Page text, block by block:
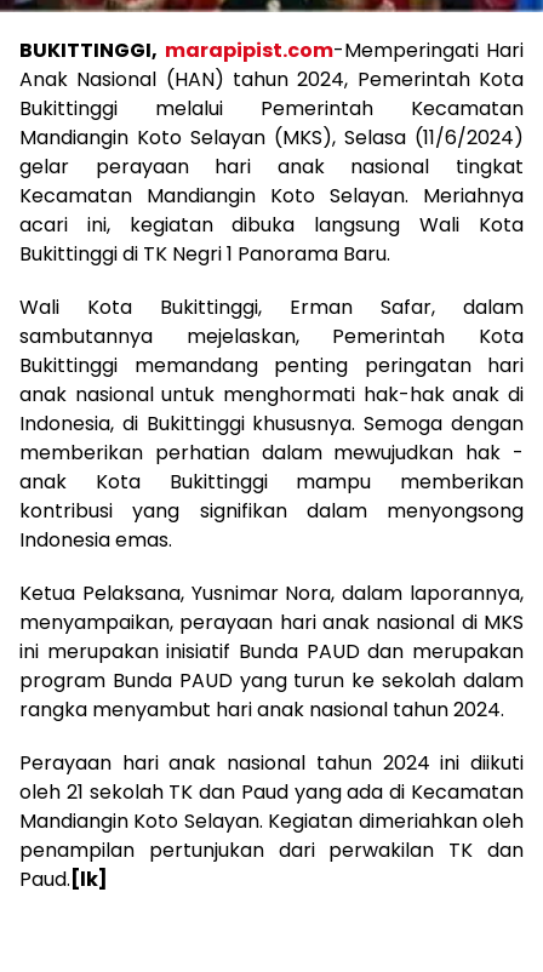
BUKITTINGGI, marapipist.com-Memperingati Hari
Anak Nasional (HAN) tahun 2024, Pemerintah Kota
Bukittinggi melalui Pemerintah Kecamatan
Mandiangin Koto Selayan (MKS), Selasa (11/6/2024)
gelar perayaan hari anak nasional tingkat
Kecamatan Mandiangin Koto Selayan. Meriahnya
acari ini, kegiatan dibuka langsung Wali Kota
Bukittinggi di TK Negri 1 Panorama Baru.
Wali Kota Bukittinggi, Erman Safar, dalam
sambutannya mejelaskan, Pemerintah Kota
Bukittinggi memandang penting peringatan hari
anak nasional untuk menghormati hak-hak anak di
Indonesia, di Bukittinggi khususnya. Semoga dengan
memberikan perhatian dalam mewujudkan hak -
anak Kota Bukittinggi mampu memberikan
kontribusi yang signifikan dalam menyongsong
Indonesia emas.
Ketua Pelaksana, Yusnimar Nora, dalam laporannya,
menyampaikan, perayaan hari anak nasional di MKS
ini merupakan inisiatif Bunda PAUD dan merupakan
program Bunda PAUD yang turun ke sekolah dalam
rangka menyambut hari anak nasional tahun 2024.
Perayaan hari anak nasional tahun 2024 ini diikuti
oleh 21 sekolah TK dan Paud yang ada di Kecamatan
Mandiangin Koto Selayan. Kegiatan dimeriahkan oleh
penampilan pertunjukan dari perwakilan TK dan
Paud. [lk]